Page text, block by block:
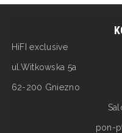
HiFI exclusive
ul.Witkowska 5a
62-200 Gniezno
pon-